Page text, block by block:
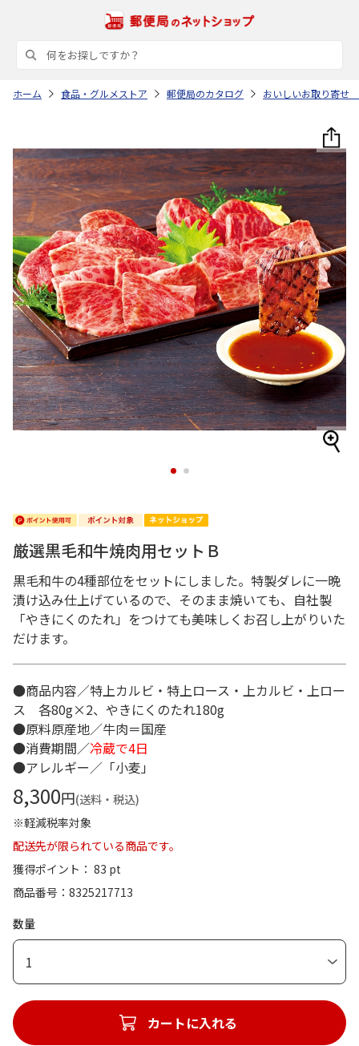
ホーム 食品・グルメストア 郵便局のカタログ おいしいお取り寄せ
1 2
厳選黒毛和牛焼肉用セットＢ
黒毛和牛の4種部位をセットにしました。特製ダレに一晩
漬け込み仕上げているので、そのまま焼いても、自社製
「やきにくのたれ」をつけても美味しくお召し上がりいた
だけます。
●商品内容／特上カルビ・特上ロース・上カルビ・上ロー
ス 各80g×2、やきにくのたれ180g
●原料原産地／牛肉＝国産
●消費期間／冷蔵で4日
●アレルギー／「小麦」
8,300円(送料・税込)
※軽減税率対象
配送先が限られている商品です。
獲得ポイント： 83 pt
商品番号
8325217713
数量
1
カートに入れる